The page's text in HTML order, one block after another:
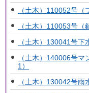
（土木）110052号
（土木）110053号
（土木）130041号下
（土木）140006号
1）
（土木）130042号雨